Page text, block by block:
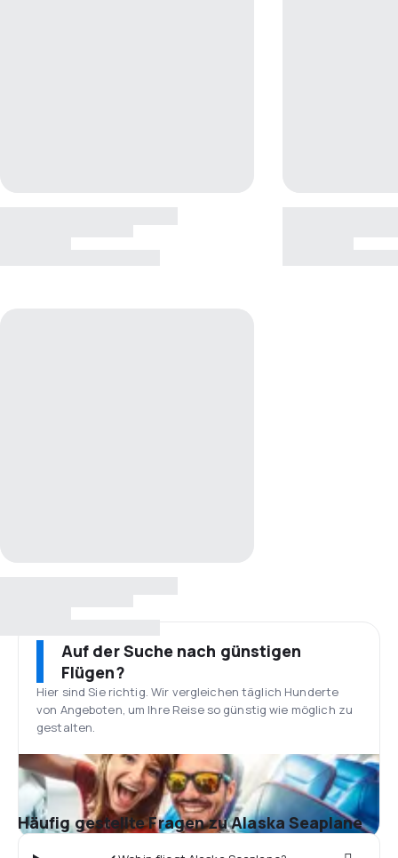
Auf der Suche nach günstigen
Flügen?
Hier sind Sie richtig. Wir vergleichen täglich Hunderte
von Angeboten, um Ihre Reise so günstig wie möglich zu
gestalten.
Häufig gestellte Fragen zu Alaska Seaplane